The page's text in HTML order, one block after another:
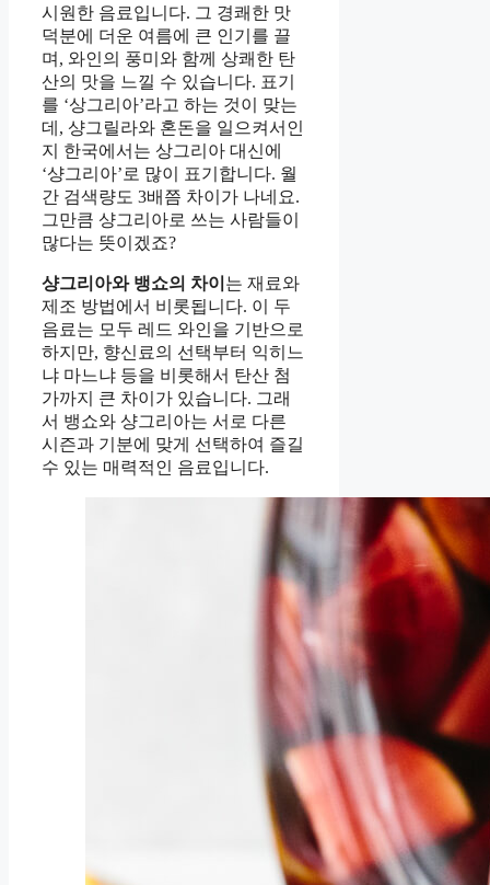
시원한 음료입니다. 그 경쾌한 맛
덕분에 더운 여름에 큰 인기를 끌
며, 와인의 풍미와 함께 상쾌한 탄
산의 맛을 느낄 수 있습니다. 표기
를 ‘상그리아’라고 하는 것이 맞는
데, 샹그릴라와 혼돈을 일으켜서인
지 한국에서는 상그리아 대신에
‘샹그리아’로 많이 표기합니다. 월
간 검색량도 3배쯤 차이가 나네요.
그만큼 샹그리아로 쓰는 사람들이
많다는 뜻이겠죠?
샹그리아와 뱅쇼의 차이 는 재료와
제조 방법에서 비롯됩니다. 이 두
음료는 모두 레드 와인을 기반으로
하지만, 향신료의 선택부터 익히느
냐 마느냐 등을 비롯해서 탄산 첨
가까지 큰 차이가 있습니다. 그래
서 뱅쇼와 샹그리아는 서로 다른
시즌과 기분에 맞게 선택하여 즐길
수 있는 매력적인 음료입니다.